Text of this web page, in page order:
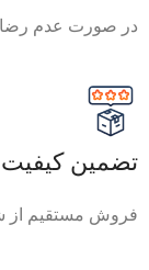
در صورت عدم
تضمین
فروش مستقیم